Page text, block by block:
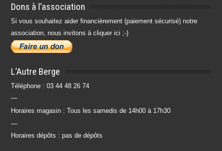
Dons à l’association
Si vous souhaitez aider financièrement (paiement sécurisé) notre
association, nous invitons à cliquer ici ;-)
L’Autre Berge
Téléphone : 03 44 48 26 74
—
Horaires magasin : Tous les samedis de 14h00 à 17h30
—
Horaires dépôts : pas de dépôts